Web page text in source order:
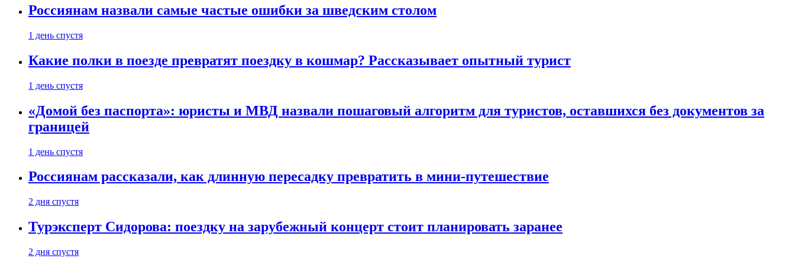
Россиянам назвали самые частые ошибки за шведским столом
1 день спустя
Какие полки в поезде превратят поездку в кошмар? Рассказывает опытный турист
1 день спустя
«Домой без паспорта»: юристы и МВД назвали пошаговый алгоритм для туристов, оставшихся без документов за
границей
1 день спустя
Россиянам рассказали, как длинную пересадку превратить в мини-путешествие
2 дня спустя
Турэксперт Сидорова: поездку на зарубежный концерт стоит планировать заранее
2 дня спустя